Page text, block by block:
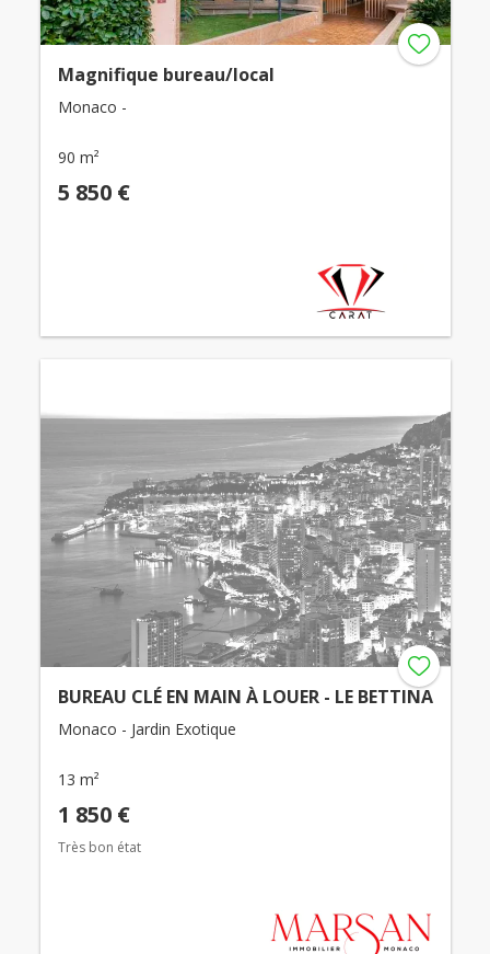
Magnifique bureau/local
Monaco -
90 m²
5 850 €
BUREAU CLÉ EN MAIN À LOUER - LE BETTINA
Monaco - Jardin Exotique
13 m²
1 850 €
Très bon état